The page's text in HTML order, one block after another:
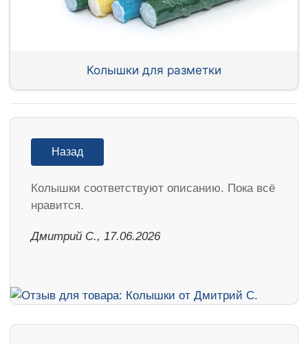
Колышки для разметки
Назад
Колышки соответствуют описанию. Пока всё
нравится.
Дмитрий С., 17.06.2026